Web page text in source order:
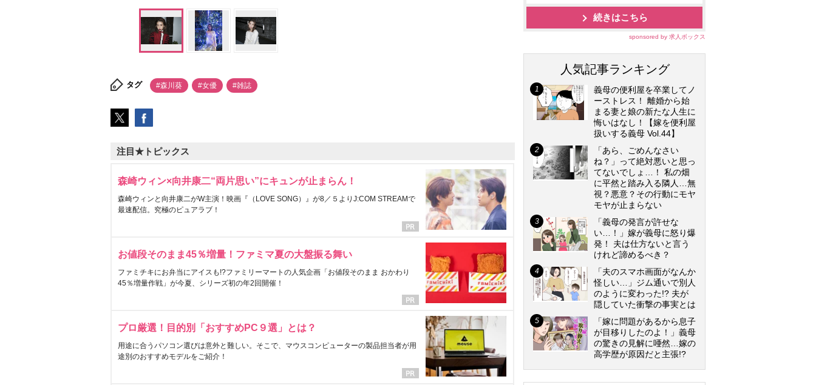
タグ #森川葵 #女優 #雑誌
注目★トピックス
森崎ウィン×向井康二“両片思い”にキュンが止まらん！
森崎ウィンと向井康二がW主演！映画『（LOVE SONG）』が8／５よりJ:COM STREAMで
最速配信。究極のピュアラブ！
お値段そのまま45％増量！ファミマ夏の大盤振る舞い
ファミチキにお弁当にアイスも!?ファミリーマートの人気企画「お値段そのまま おかわり
45％増量作戦」が今夏、シリーズ初の年2回開催！
プロ厳選！目的別「おすすめPC９選」とは？
用途に合うパソコン選びは意外と難しい。そこで、マウスコンピューターの製品担当者が用
途別のおすすめモデルをご紹介！
続きはこちら
sponsored by 求人ボックス
人気記事ランキング
義母の便利屋を卒業してノ
ーストレス！ 離婚から始
まる妻と娘の新たな人生に
悔いはなし！【嫁を便利屋
扱いする義母 Vol.44】
「あら、ごめんなさい
ね？」って絶対悪いと思っ
てないでしょ…！ 私の畑
に平然と踏み入る隣人…無
視？悪意？その行動にモヤ
モヤが止まらない
「義母の発言が許せな
い…！」嫁が義母に怒り爆
発！ 夫は仕方ないと言う
けれど諦めるべき？
「夫のスマホ画面がなんか
怪しい…」ジム通いで別人
のように変わった!? 夫が
隠していた衝撃の事実とは
「嫁に問題があるから息子
が目移りしたのよ！」義母
の驚きの見解に唖然…嫁の
高学歴が原因だと主張!?